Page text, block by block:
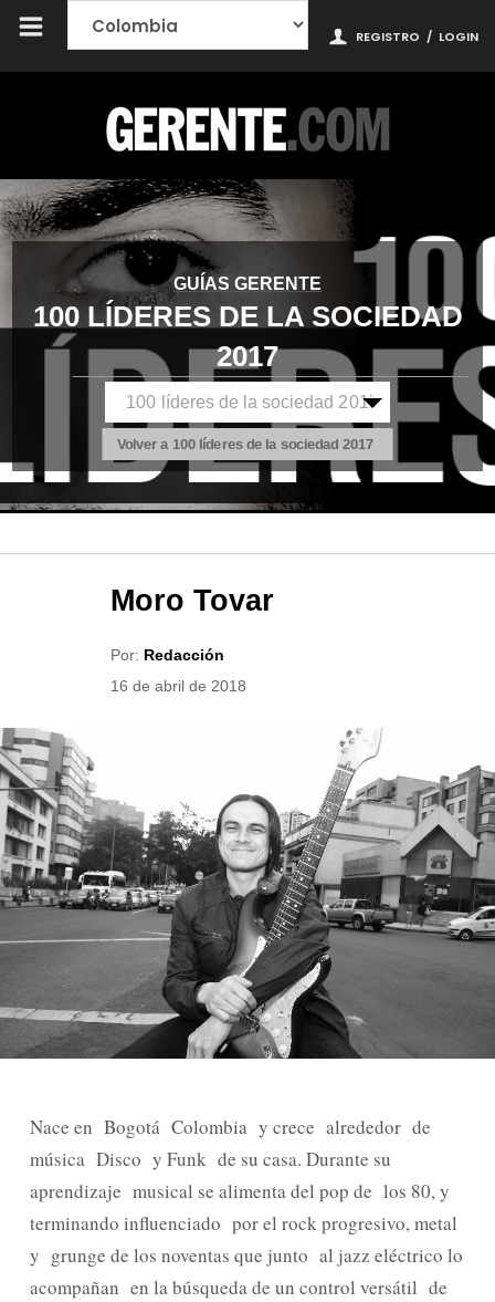
REGISTRO / LOGIN
GUÍAS GERENTE
100 LÍDERES DE LA SOCIEDAD
2017
Volver a 100 líderes de la sociedad 2017
Moro Tovar
Por: Redacción
16 de abril de 2018
Nace en Bogotá Colombia y crece alrededor de
música Disco y Funk de su casa. Durante su
aprendizaje musical se alimenta del pop de los 80, y
terminando influenciado por el rock progresivo, metal
y grunge de los noventas que junto al jazz eléctrico lo
acompañan en la búsqueda de un control versátil de